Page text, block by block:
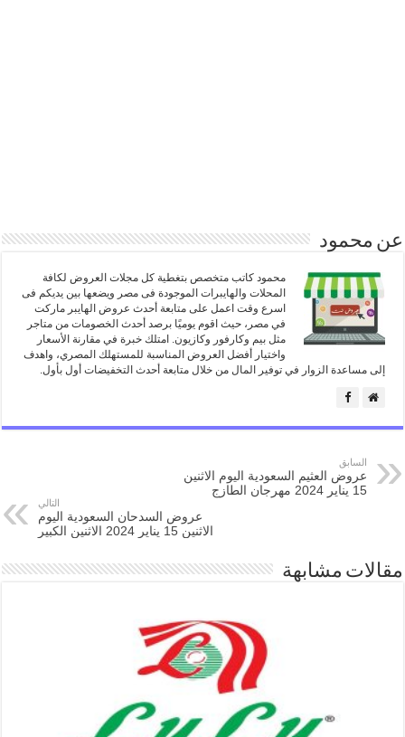
عن محمود
محمود كاتب متخصص بتغطية كل مجلات العروض لكافة
المحلات والهايبرات الموجودة فى مصر ويضعها بين يديكم فى
اسرع وقت اعمل على متابعة أحدث عروض الهايبر ماركت
في مصر، حيث اقوم يوميًا برصد أحدث الخصومات من متاجر
مثل بيم وكارفور وكازيون. امتلك خبرة في مقارنة الأسعار
واختيار أفضل العروض المناسبة للمستهلك المصري، واهدف
إلى مساعدة الزوار في توفير المال من خلال متابعة أحدث التخفيضات أول بأول.
السابق
عروض العثيم السعودية اليوم الاثنين
15 يناير 2024 مهرجان الطازج
التالي
عروض السدحان السعودية اليوم
الاثنين 15 يناير 2024 الاثنين الكبير
مقالات مشابهة